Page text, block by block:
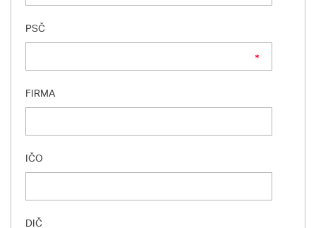
PSČ
FIRMA
IČO
DIČ